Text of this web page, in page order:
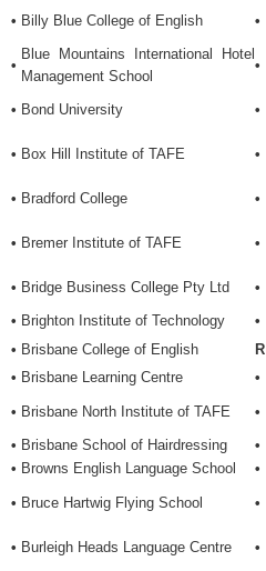
• Billy Blue College of English •
•
Blue Mountains International Hotel
Management School
•
• Bond University •
• Box Hill Institute of TAFE •
• Bradford College •
• Bremer Institute of TAFE •
• Bridge Business College Pty Ltd •
• Brighton Institute of Technology •
• Brisbane College of English
R
• Brisbane Learning Centre •
• Brisbane North Institute of TAFE •
• Brisbane School of Hairdressing •
• Browns English Language School •
• Bruce Hartwig Flying School •
• Burleigh Heads Language Centre •